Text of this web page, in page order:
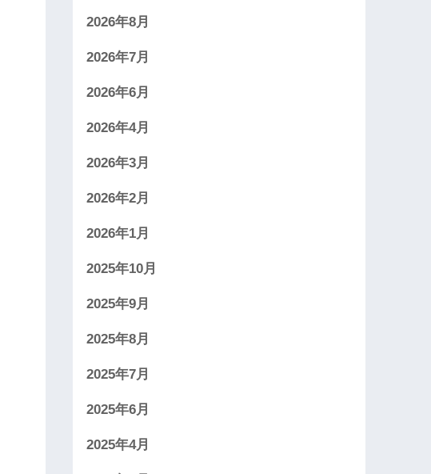
2026年8月
2026年7月
2026年6月
2026年4月
2026年3月
2026年2月
2026年1月
2025年10月
2025年9月
2025年8月
2025年7月
2025年6月
2025年4月